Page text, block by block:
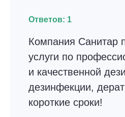
Ответов: 1
Компания Санитар
услуги по
и качественной
дезинфекции,
короткие сроки!